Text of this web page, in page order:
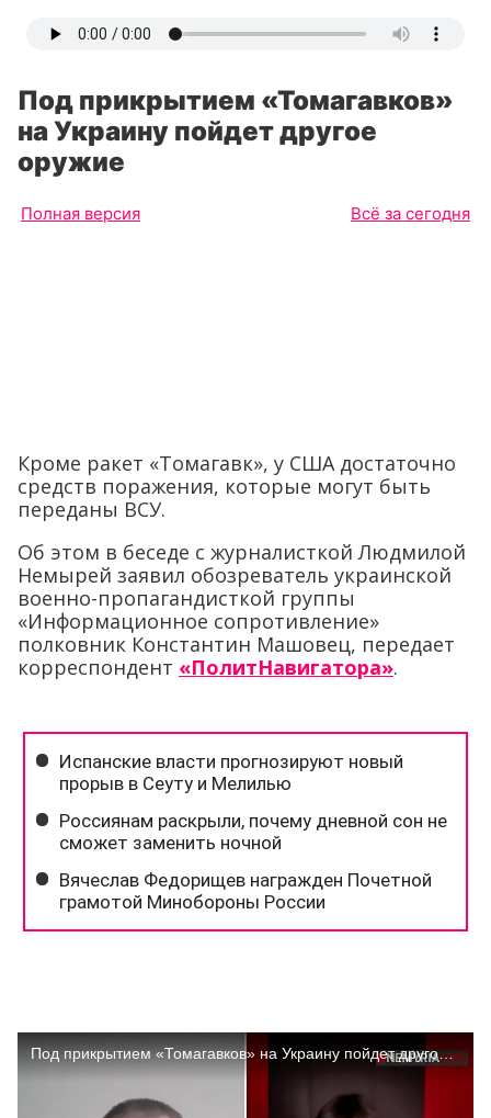
Под прикрытием «Томагавков»
на Украину пойдет другое
оружие
Полная версия Всё за сегодня
Кроме ракет «Томагавк», у США достаточно
средств поражения, которые могут быть
переданы ВСУ.
Об этом в беседе с журналисткой Людмилой
Немырей заявил обозреватель украинской
военно-пропагандисткой группы
«Информационное сопротивление»
полковник Константин Машовец, передает
корреспондент «ПолитНавигатора».